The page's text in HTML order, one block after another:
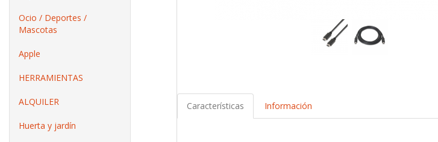
Ocio / Deportes /
Mascotas
Apple
HERRAMIENTAS
ALQUILER
Huerta y jardín
Características Información